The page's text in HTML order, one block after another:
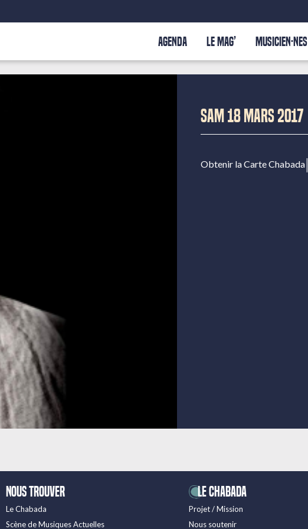
AGENDA LE MAG’ MUSICIEN·NES
SAM 18 MARS 2017
Obtenir la Carte Chabada|
Nous trouver
Le Chabada
Scène de Musiques Actuelles
LE CHABADA
Projet / Mission
Nous soutenir